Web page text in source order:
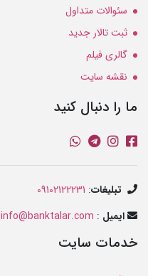
سئوالات متداول
ثبت تالار جدید
گالری فیلم
نقشه سایت
ما را دنبال کنید
تبلیغات:
09102122231
ایمیل :
info@banktalar.com
خدمات سایت